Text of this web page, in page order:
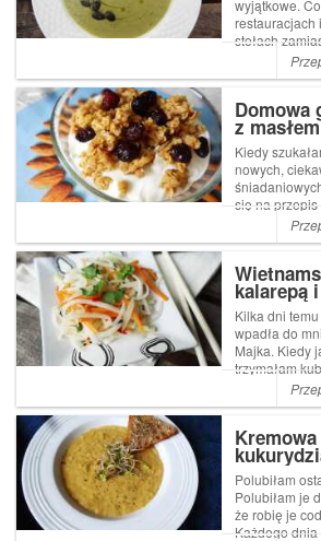
wyjątkowe.
restauracjach
stołach
rzadkich zup
o gęstej,
bardziej syte.
jednej...
Domowa
z
bakaliami
Kiedy
nowych,
się na przepis
Jasińskiego
dziesiątkę.
owym
batonach
kalarepą
Kilka dni
wpadła do
Majka. Kiedy
trzymałam
drugiej
mieszałam w
soczewicy,
kalarepkę,
kuchennym ...
Polubiłam
Polubiłam je
że robię je
Każdego dnia